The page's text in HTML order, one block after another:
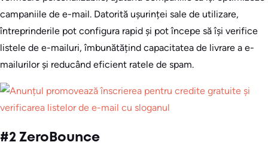
campaniile de e-mail. Datorită ușurinței sale de utilizare,
întreprinderile pot configura rapid și pot începe să își verifice
listele de e-mailuri, îmbunătățind capacitatea de livrare a e-
mailurilor și reducând eficient ratele de spam.
#2 ZeroBounce